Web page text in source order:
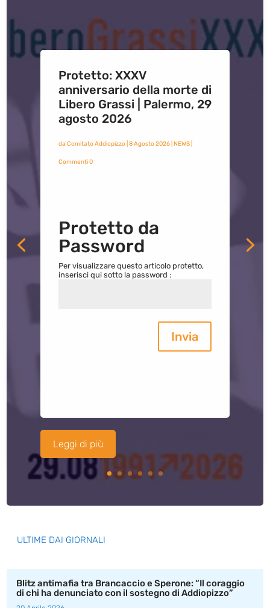
Protetto: XXXV
anniversario della morte di
Libero Grassi | Palermo, 29
agosto 2026
da Comitato Addiopizzo| 8 Agosto 2026| NEWS|
Commenti 0
Protetto da
Password
Per visualizzare questo articolo protetto,
inserisci qui sotto la password :
Invia
Leggi di più
ULTIME DAI GIORNALI
Blitz antimafia tra Brancaccio e Sperone: “Il coraggio
di chi ha denunciato con il sostegno di Addiopizzo”